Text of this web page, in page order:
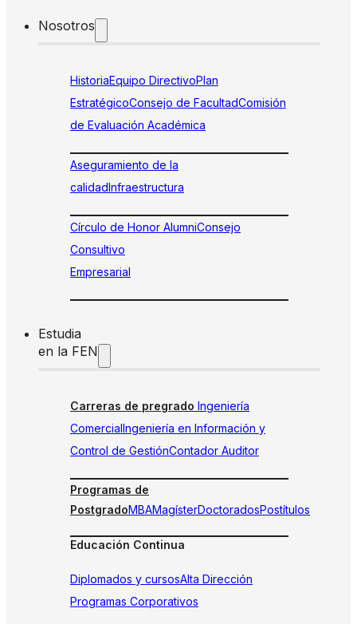
Nosotros
HistoriaEquipo DirectivoPlan
EstratégicoConsejo de FacultadComisión
de Evaluación Académica
Aseguramiento de la
calidadInfraestructura
Círculo de Honor AlumniConsejo
Consultivo
Empresarial
Estudia
en la FEN
Carreras de pregrado Ingeniería
ComercialIngeniería en Información y
Control de GestiónContador Auditor
Programas de
PostgradoMBAMagísterDoctoradosPostítulos
Educación Continua
Diplomados y cursosAlta Dirección
Programas Corporativos